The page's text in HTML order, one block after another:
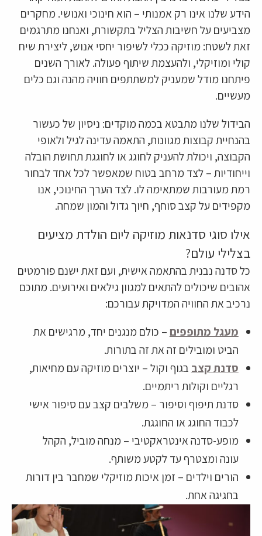
הידע שלנו אינו רק אמנותי – הוא חינוכי ואנושי. מחקרים
מצביעים על חשיבות הצליל בתקשורת, ואנחנו מתרגמים
זאת לשטח: מוזיקה ככלי לשיפור יחסי אנוש, ליצירת שיח
קולי ומוזיקלי, ולהעצמת שיתוף פעולה. לאורך השנים
פיתחנו מודל שמעניק למשתתפים חוויה מהנה וגם כלים
מעשיים.
הבידול שלנו מתבטא בכמה מוקדים: ניסיון של כעשור
בהנחיית קבוצות מגוונות, התאמה עדינה לגיל ולאופי
הקבוצה, ויכולת להעניק לחוגג או לחוגגת תחושת הובלה
וייחודיות – לצד מרחב בטוח שמאפשר לכל אחד לבחור
רמת מעורבות שמתאימה לו. לצד הערך החינוכי, אנו
מקפידים על קצב סוחף, חיוך גדול והמון שמחה.
אילו סוגי סדנאות מוזיקה ליום הולדת מציעים
בצלילי עולם?
כל סדנה נבנית בהתאמה אישית, ועם זאת ישנם פורמטים
אהובים שיכולים להתאים למגוון גילאים ואירועים. מתוכם
נרכיב את החוויה המדויקת עבורכם:
מעגל מתופפים – כולם מנגנים יחד, מרגישים את
הביט ומובילים זה את זה בתורות.
סדנת קצב בגוף וקול – יוצרים מוזיקה עם מחיאות,
רגליים וקולות ריתמיים.
סדנת תיפוף וסיפור – משלבים קצב עם סיפור אישי
לכבוד החוגג או החוגגת.
מופע-סדנה אינטראקטיבי – מנחה מוביל, הקהל
עונה ומצטרף עד לקטע משותף.
הורים וילדים – זמן איכות מוזיקלי שמחבר בין דורות
בחגיגה אחת.